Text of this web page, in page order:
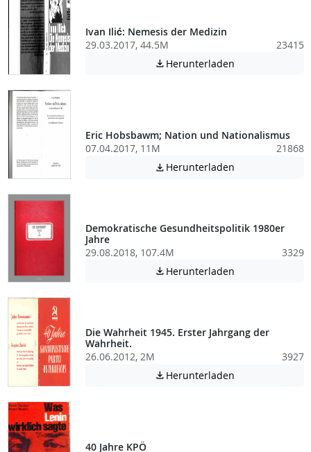
Ivan Ilić: Nemesis der Medizin
29.03.2017, 44.5M
23415
 Herunterladen
Eric Hobsbawm; Nation und Nationalismus
07.04.2017, 11M
21868
 Herunterladen
Demokratische Gesundheitspolitik 1980er
Jahre
29.08.2018, 107.4M
3329
 Herunterladen
Die Wahrheit 1945. Erster Jahrgang der
Wahrheit.
26.06.2012, 2M
3927
 Herunterladen
40 Jahre KPÖ